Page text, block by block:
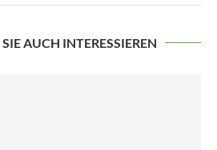
AUCH INTERESSIEREN